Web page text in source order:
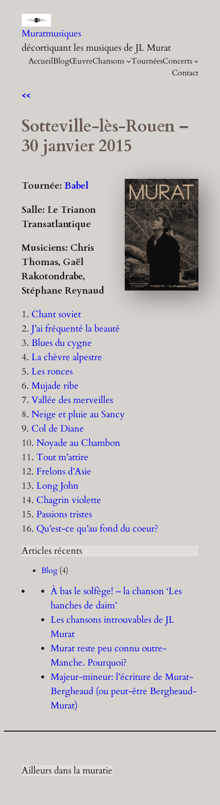
contenu
Muratmusiques
décortiquant les musiques de JL Murat
AccueilBlogŒuvreChansons TournéesConcerts
Contact
<<
Sotteville-lès-Rouen –
30 janvier 2015
Tournée: Babel
Salle: Le Trianon
Transatlantique
Musiciens: Chris
Thomas, Gaël
Rakotondrabe,
Stéphane Reynaud
1. Chant soviet
2. J’ai fréquenté la beauté
3. Blues du cygne
4. La chèvre alpestre
5. Les ronces
6. Mujade ribe
7. Vallée des merveilles
8. Neige et pluie au Sancy
9. Col de Diane
10. Noyade au Chambon
11. Tout m’attire
12. Frelons d’Asie
13. Long John
14. Chagrin violette
15. Passions tristes
16. Qu’est-ce qu’au fond du coeur?
Articles récents
Blog(4)
À bas le solfège! – la chanson ‘Les
hanches de daim’
Les chansons introuvables de JL
Murat
Murat reste peu connu outre-
Manche. Pourquoi?
Majeur-mineur: l’écriture de Murat-
Bergheaud (ou peut-être Bergheaud-
Murat)
Ailleurs dans la muratie